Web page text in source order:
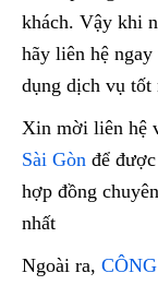
khách. Vậy khi
hãy liên hệ
dụng dịch vụ tốt
Xin mời liên hệ
Sài Gòn để
hợp đồng
nhất
Ngoài ra,